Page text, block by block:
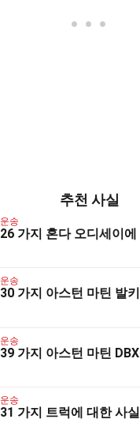
추천 사실
운송
26 가지 혼다 오디세이에
운송
30 가지 아스턴 마틴 발
운송
39 가지 아스턴 마틴
운송
31 가지 트럭에 대한 사실